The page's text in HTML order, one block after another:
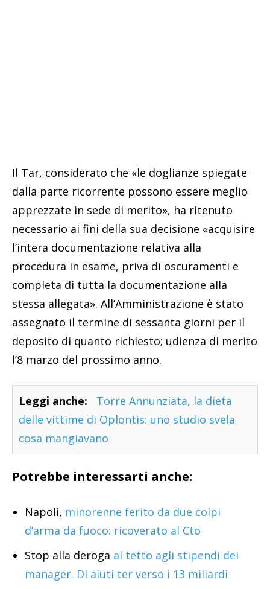
Il Tar, considerato che «le doglianze spiegate
dalla parte ricorrente possono essere meglio
apprezzate in sede di merito», ha ritenuto
necessario ai fini della sua decisione «acquisire
l’intera documentazione relativa alla
procedura in esame, priva di oscuramenti e
completa di tutta la documentazione alla
stessa allegata». All’Amministrazione è stato
assegnato il termine di sessanta giorni per il
deposito di quanto richiesto; udienza di merito
l’8 marzo del prossimo anno.
Leggi anche:
Torre Annunziata, la dieta
delle vittime di Oplontis: uno studio svela
cosa mangiavano
Potrebbe interessarti anche:
Napoli, minorenne ferito da due colpi
d’arma da fuoco: ricoverato al Cto
Stop alla deroga al tetto agli stipendi dei
manager. Dl aiuti ter verso i 13 miliardi